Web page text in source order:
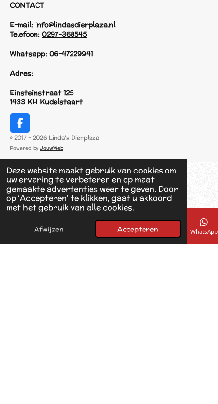
Deze website maakt gebruik van cookies om
uw ervaring te verbeteren en op maat
gemaakte advertenties weer te geven. Door
op ‘Accepteren’ te klikken, gaat u akkoord
met het gebruik van alle cookies.
Afwijzen Accepteren
CONTACT
E-mail: info@lindasdierplaza.nl
Telefoon: 0297-368545
Whatsapp: 06-47229941
Adres:
Einsteinstraat 125
1433 KH Kudelstaart
F
a
c
o
o
k
© 2017 - 2026 Linda's Dierplaza
Powered by JouwWeb
E-mailadres Telefoonnummer Kaart Facebook WhatsApp